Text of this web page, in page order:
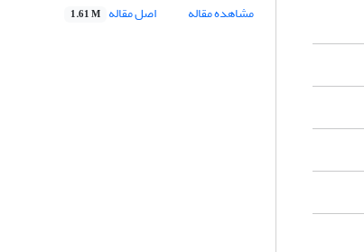
مشاهده مقاله
اصل مقاله 1.61 M